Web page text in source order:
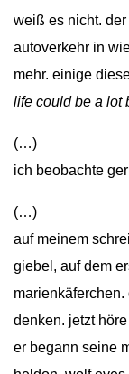
weiß es nicht.
autoverkehr in
mehr. einige
life could be a lot
(…)
ich beobachte
(…)
auf meinem
giebel, auf dem
denken. jetzt
er begann seine